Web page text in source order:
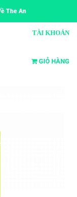
The An
TÀI KHOẢN
GIỎ HÀNG